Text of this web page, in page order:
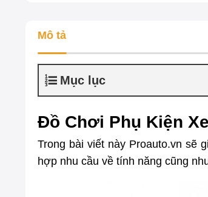
Mô tả
Mục lục
Đồ Chơi Phụ Kiện
Trong bài viết này Proauto.vn sẽ
hợp nhu cầu về tính năng cũng